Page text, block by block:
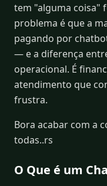
tem "alguma coisa"
problema é que a
pagando por
— e a diferença
operacional. É
atendimento que
frustra.
Bora acabar com a
todas..rs
O Que é um